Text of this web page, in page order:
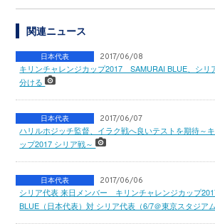
関連ニュース
日本代表 2017/06/08
キリンチャレンジカップ2017 SAMURAI BLUE、シリ
分ける
日本代表 2017/06/07
ハリルホジッチ監督、イラク戦へ良いテストを期待～
ップ2017 シリア戦～
日本代表 2017/06/06
シリア代表 来日メンバー キリンチャレンジカップ
BLUE（日本代表）対 シリア代表（6/7＠東京スタジア